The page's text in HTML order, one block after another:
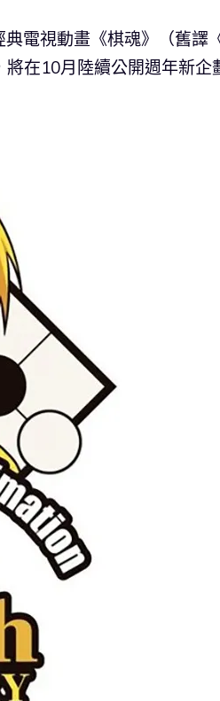
電視動畫《棋魂》（舊譯
在10月陸續公開週年新企